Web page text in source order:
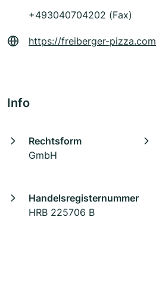
+493040704202 (Fax)
https://freiberger-pizza.com
Info
Rechtsform
GmbH
Handelsregisternummer
HRB 225706 B